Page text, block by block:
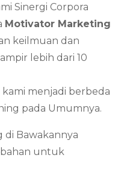
Sinergi Corpora
Motivator Marketing
keilmuan dan
lebih dari 10
menjadi berbeda
pada Umumnya.
di Bawakannya
untuk